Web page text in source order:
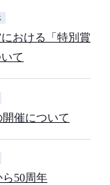
おける「特別賞
て
開催について
50周年